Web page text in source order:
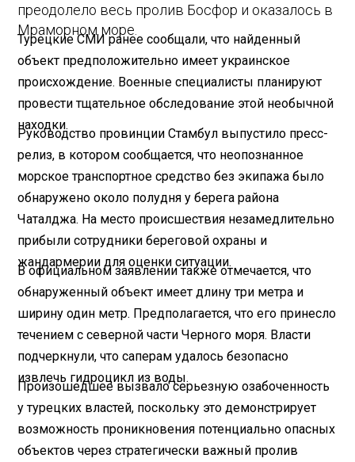
преодолело весь пролив Босфор и оказалось в
Мраморном море.
Турецкие СМИ ранее сообщали, что найденный
объект предположительно имеет украинское
происхождение. Военные специалисты планируют
провести тщательное обследование этой необычной
находки.
Руководство провинции Стамбул выпустило пресс-
релиз, в котором сообщается, что неопознанное
морское транспортное средство без экипажа было
обнаружено около полудня у берега района
Чаталджа. На место происшествия незамедлительно
прибыли сотрудники береговой охраны и
жандармерии для оценки ситуации.
В официальном заявлении также отмечается, что
обнаруженный объект имеет длину три метра и
ширину один метр. Предполагается, что его принесло
течением с северной части Черного моря. Власти
подчеркнули, что саперам удалось безопасно
извлечь гидроцикл из воды.
Произошедшее вызвало серьезную озабоченность
у турецких властей, поскольку это демонстрирует
возможность проникновения потенциально опасных
объектов через стратегически важный пролив